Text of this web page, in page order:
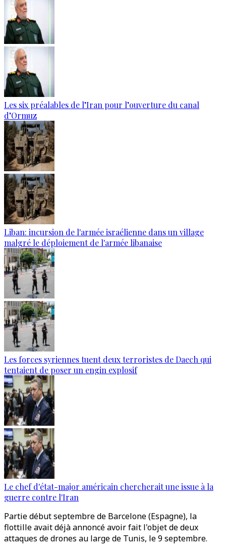
Les six préalables de l’Iran pour l’ouverture du canal
d’Ormuz
Liban: incursion de l'armée israélienne dans un village
malgré le déploiement de l'armée libanaise
Les forces syriennes tuent deux terroristes de Daech qui
tentaient de poser un engin explosif
Le chef d'état-major américain chercherait une issue à la
guerre contre l'Iran
Partie début septembre de Barcelone (Espagne), la
flottille avait déjà annoncé avoir fait l'objet de deux
attaques de drones au large de Tunis, le 9 septembre.